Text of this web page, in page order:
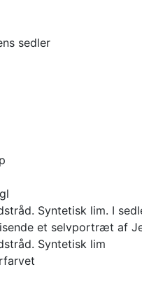
sedler
Syntetisk lim. I
et selvportræt af
Syntetisk lim